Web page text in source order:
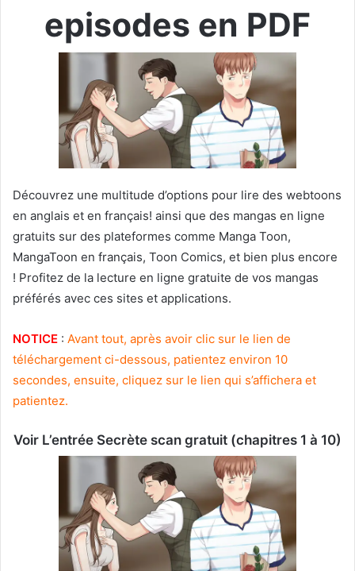
episodes en PDF
Découvrez une multitude d’options pour lire des webtoons
en anglais et en français! ainsi que des mangas en ligne
gratuits sur des plateformes comme Manga Toon,
MangaToon en français, Toon Comics, et bien plus encore
! Profitez de la lecture en ligne gratuite de vos mangas
préférés avec ces sites et applications.
NOTICE : Avant tout, après avoir clic sur le lien de
téléchargement ci-dessous, patientez environ 10
secondes, ensuite, cliquez sur le lien qui s’affichera et
patientez.
Voir L’entrée Secrète scan gratuit (chapitres 1 à 10)